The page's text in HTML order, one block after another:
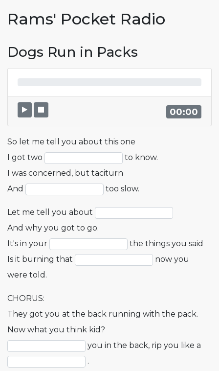
Rams' Pocket Radio
Dogs Run in Packs
00:00
So let me tell you about this one
I got two
to know.
I was concerned, but taciturn
And
too slow.
Let me tell you about
And why you got to go.
It's in your
the things you said
Is it burning that
now you
were told.
CHORUS:
They got you at the back running with the pack.
Now what you think kid?
you in the back, rip you like a
.